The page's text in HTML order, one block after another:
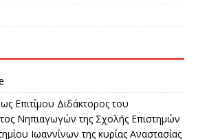
Επιτίμου Διδάκτορος του
Νηπιαγωγών της Σχολής Επιστημών
Ιωαννίνων της κυρίας Αναστασίας